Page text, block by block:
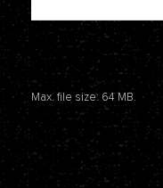
Voeg een bijlage toe
Max. file size: 64 MB.